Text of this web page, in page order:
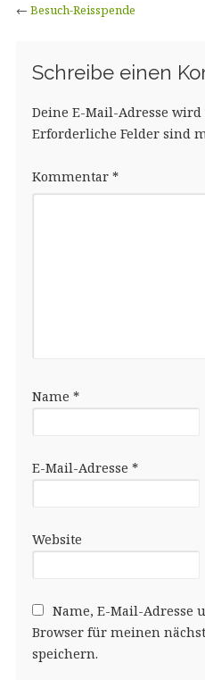
← Besuch-Reisspende
Schreibe einen
Deine E-Mail-Adresse
Erforderliche Felder sind
Kommentar *
Name *
E-Mail-Adresse *
Website
Name, E-Mail-Adresse
Browser für meinen
speichern.